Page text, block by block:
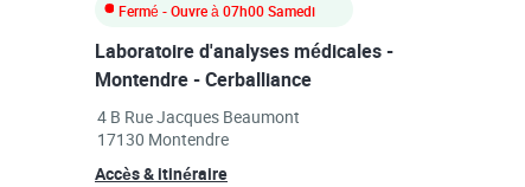
Fermé - Ouvre à07h00Samedi
Laboratoire d'analyses médicales -
Montendre - Cerballiance
4 B Rue Jacques Beaumont
17130 Montendre
Link Opens in New Tab
Accès & itinéraireLink Opens in New Tab